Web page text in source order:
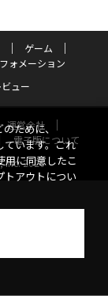
ゲーム
ォメーション
ュー
運営会社
電子版について
Inc. 2026
ために、
ています。これ
用に同意したこ
トアウトについ